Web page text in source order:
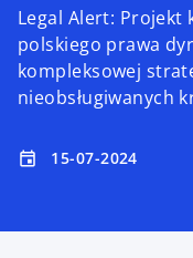
Legal Alert:
polskiego prawa
kompleksowej
nieobsługiwanych
event 15-07-2024